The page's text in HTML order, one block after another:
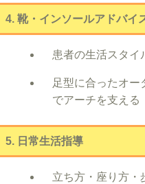
4. 靴・インソールアドバイ
患者の生活スタイ
足型に合ったオー
でアーチを支える
5. 日常生活指導
立ち方・座り方・